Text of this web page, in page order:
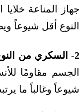
جهاز المناعة
النوع أقل شيوعاً
2- السكري من النوع الثاني:
الجسم مقاومًا
شيوعاً وغالباً ما